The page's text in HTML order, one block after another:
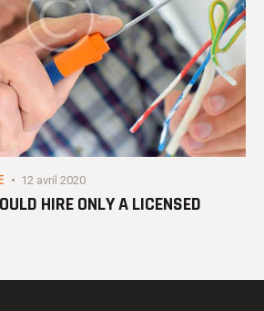
12 avril 2020
HIRE ONLY A LICENSED